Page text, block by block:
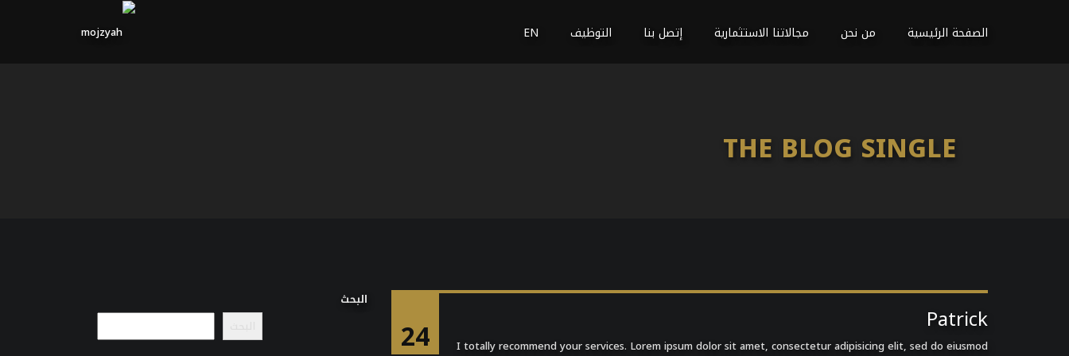
الصفحة الرئيسية من نحن مجالاتنا الاستثمارية إتصل بنا التوظيف EN
THE BLOG SINGLE
البحث
24 Patrick
I totally recommend your services. Lorem ipsum dolor sit amet, consectetur adipisicing elit, sed do eiusmod